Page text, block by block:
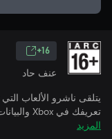
16+
عنف حاد
يتلقى ناشرو الألعاب
تعريفك في Xbox والبيانات المقترنة بينما تمارس الألعاب.
المزيد